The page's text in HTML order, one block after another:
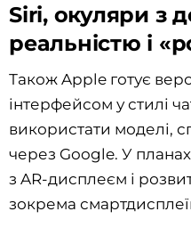
Siri, окуляри з
реальністю і
Також Apple готує
інтерфейсом у стилі
використати моделі,
через Google. У
з AR-дисплеєм і
зокрема